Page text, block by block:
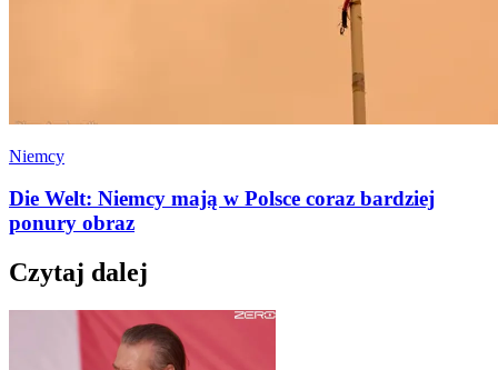
Niemcy
Die Welt: Niemcy mają w Polsce coraz bardziej
ponury obraz
Czytaj dalej